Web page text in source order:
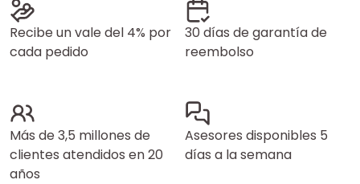
Recibe un vale del 4% por
cada pedido
30 días de garantía de
reembolso
Más de 3,5 millones de
clientes atendidos en 20
años
Asesores disponibles 5
días a la semana